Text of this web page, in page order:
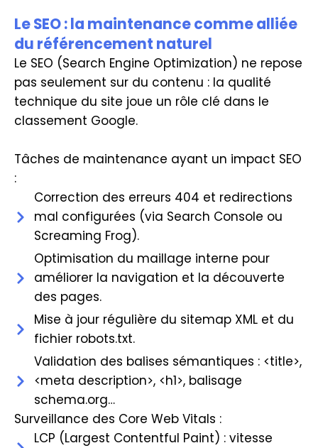
Le SEO : la maintenance comme alliée
du référencement naturel
Le SEO (Search Engine Optimization) ne repose
pas seulement sur du contenu : la qualité
technique du site joue un rôle clé dans le
classement Google.
Tâches de maintenance ayant un impact SEO
:
Correction des erreurs 404 et redirections
mal configurées (via Search Console ou
Screaming Frog).
Optimisation du maillage interne pour
améliorer la navigation et la découverte
des pages.
Mise à jour régulière du sitemap XML et du
fichier robots.txt.
Validation des balises sémantiques : <title>,
<meta description>, <h1>, balisage
schema.org…
Surveillance des Core Web Vitals :
LCP (Largest Contentful Paint) : vitesse